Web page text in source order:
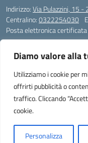
Diamo valore alla
Utilizziamo i cookie per
offrirti pubblicità o
traffico. Cliccando
cookie.
Personalizza
Indirizzo:Via Pulazzini, 15 -
Centralino:0322254030
Posta elettronica certificata
Codice meccanografico:
Codice Indice delle
Codice unico di